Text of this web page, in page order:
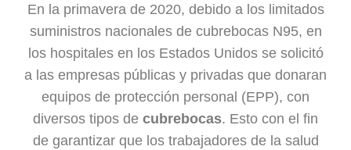
En la primavera de 2020, debido a los limitados
suministros nacionales de cubrebocas N95, en
los hospitales en los Estados Unidos se solicitó
a las empresas públicas y privadas que donaran
equipos de protección personal (EPP), con
diversos tipos de cubrebocas. Esto con el fin
de garantizar que los trabajadores de la salud